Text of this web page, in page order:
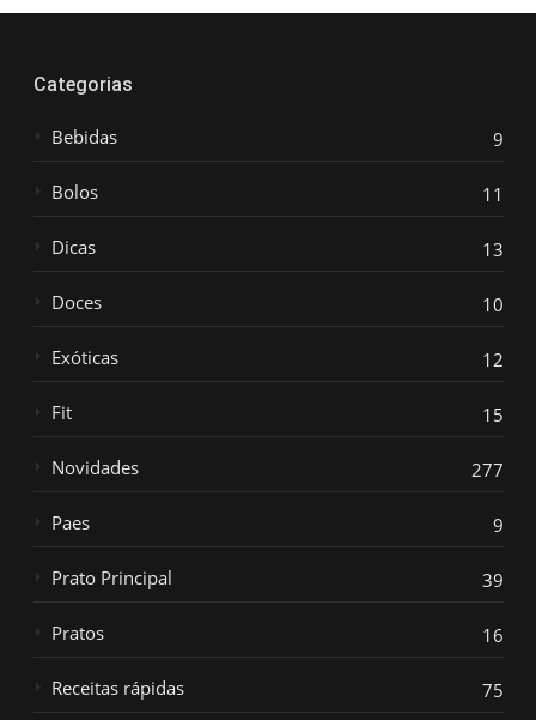
Categorias
Bebidas 9
Bolos 11
Dicas 13
Doces 10
Exóticas 12
Fit 15
Novidades 277
Paes 9
Prato Principal 39
Pratos 16
Receitas rápidas 75